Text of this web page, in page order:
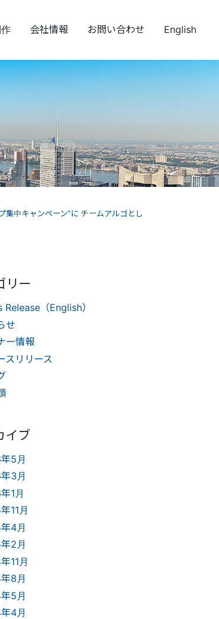
会社情報 お問い合わせ English
中キャンペーン”に チームアルゴとし
リー
Release（English）
せ
ー情報
スリリース
イブ
5月
3月
1月
11月
4月
2月
11月
8月
5月
4月